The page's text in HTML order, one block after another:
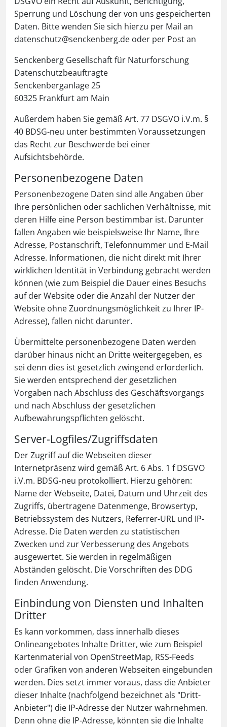
Sperrung und Löschung der von uns gespeicherten
Daten. Bitte wenden Sie sich hierzu per Mail an
datenschutz@senckenberg.de oder per Post an
Senckenberg Gesellschaft für Naturforschung
Datenschutzbeauftragte
Senckenberganlage 25
60325 Frankfurt am Main
Außerdem haben Sie gemäß Art. 77 DSGVO i.V.m. §
40 BDSG-neu unter bestimmten Voraussetzungen
das Recht zur Beschwerde bei einer
Aufsichtsbehörde.
Personenbezogene Daten
Personenbezogene Daten sind alle Angaben über
Ihre persönlichen oder sachlichen Verhältnisse, mit
deren Hilfe eine Person bestimmbar ist. Darunter
fallen Angaben wie beispielsweise Ihr Name, Ihre
Adresse, Postanschrift, Telefonnummer und E-Mail
Adresse. Informationen, die nicht direkt mit Ihrer
wirklichen Identität in Verbindung gebracht werden
können (wie zum Beispiel die Dauer eines Besuchs
auf der Website oder die Anzahl der Nutzer der
Website ohne Zuordnungsmöglichkeit zu Ihrer IP-
Adresse), fallen nicht darunter.
Übermittelte personenbezogene Daten werden
darüber hinaus nicht an Dritte weitergegeben, es
sei denn dies ist gesetzlich zwingend erforderlich.
Sie werden entsprechend der gesetzlichen
Vorgaben nach Abschluss des Geschäftsvorgangs
und nach Abschluss der gesetzlichen
Aufbewahrungspflichten gelöscht.
Server-Logfiles/Zugriffsdaten
Der Zugriff auf die Webseiten dieser
Internetpräsenz wird gemäß Art. 6 Abs. 1 f DSGVO
i.V.m. BDSG-neu protokolliert. Hierzu gehören:
Name der Webseite, Datei, Datum und Uhrzeit des
Zugriffs, übertragene Datenmenge, Browsertyp,
Betriebssystem des Nutzers, Referrer-URL und IP-
Adresse. Die Daten werden zu statistischen
Zwecken und zur Verbesserung des Angebots
ausgewertet. Sie werden in regelmäßigen
Abständen gelöscht. Die Vorschriften des DDG
finden Anwendung.
Einbindung von Diensten und Inhalten
Dritter
Es kann vorkommen, dass innerhalb dieses
Onlineangebotes Inhalte Dritter, wie zum Beispiel
Kartenmaterial von OpenStreetMap, RSS-Feeds
oder Grafiken von anderen Webseiten eingebunden
werden. Dies setzt immer voraus, dass die Anbieter
dieser Inhalte (nachfolgend bezeichnet als "Dritt-
Anbieter") die IP-Adresse der Nutzer wahrnehmen.
Denn ohne die IP-Adresse, könnten sie die Inhalte